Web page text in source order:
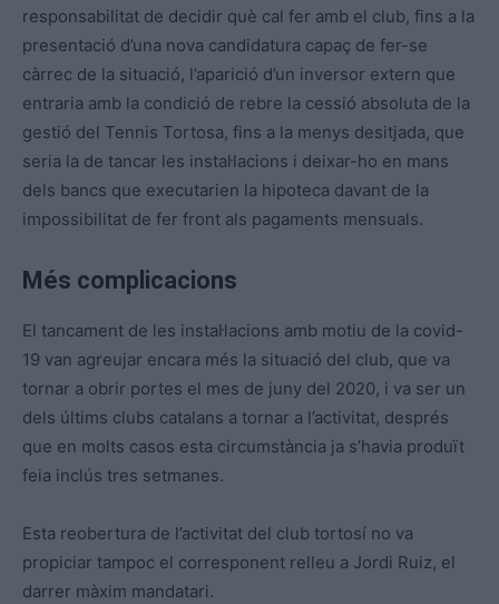
responsabilitat de decidir què cal fer amb el club, fins a la
presentació d’una nova candidatura capaç de fer-se
càrrec de la situació, l’aparició d’un inversor extern que
entraria amb la condició de rebre la cessió absoluta de la
gestió del Tennis Tortosa, fins a la menys desitjada, que
seria la de tancar les instal·lacions i deixar-ho en mans
dels bancs que executarien la hipoteca davant de la
impossibilitat de fer front als pagaments mensuals.
Més complicacions
El tancament de les instal·lacions amb motiu de la covid-
19 van agreujar encara més la situació del club, que va
tornar a obrir portes el mes de juny del 2020, i va ser un
dels últims clubs catalans a tornar a l’activitat, després
que en molts casos esta circumstància ja s’havia produït
feia inclús tres setmanes.
Esta reobertura de l’activitat del club tortosí no va
propiciar tampoc el corresponent relleu a Jordi Ruiz, el
darrer màxim mandatari.